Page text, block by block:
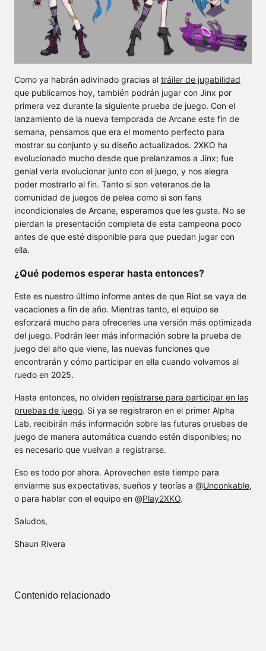
Como ya habrán adivinado gracias al tráiler de jugabilidad
que publicamos hoy, también podrán jugar con Jinx por
primera vez durante la siguiente prueba de juego. Con el
lanzamiento de la nueva temporada de Arcane este fin de
semana, pensamos que era el momento perfecto para
mostrar su conjunto y su diseño actualizados. 2XKO ha
evolucionado mucho desde que prelanzamos a Jinx; fue
genial verla evolucionar junto con el juego, y nos alegra
poder mostrarlo al fin. Tanto si son veteranos de la
comunidad de juegos de pelea como si son fans
incondicionales de Arcane, esperamos que les guste. No se
pierdan la presentación completa de esta campeona poco
antes de que esté disponible para que puedan jugar con
ella.
¿Qué podemos esperar hasta entonces?
Este es nuestro último informe antes de que Riot se vaya de
vacaciones a fin de año. Mientras tanto, el equipo se
esforzará mucho para ofrecerles una versión más optimizada
del juego. Podrán leer más información sobre la prueba de
juego del año que viene, las nuevas funciones que
encontrarán y cómo participar en ella cuando volvamos al
ruedo en 2025.
Hasta entonces, no olviden registrarse para participar en las
pruebas de juego. Si ya se registraron en el primer Alpha
Lab, recibirán más información sobre las futuras pruebas de
juego de manera automática cuando estén disponibles; no
es necesario que vuelvan a registrarse.
Eso es todo por ahora. Aprovechen este tiempo para
enviarme sus expectativas, sueños y teorías a @Unconkable,
o para hablar con el equipo en @Play2XKO.
Saludos,
Shaun Rivera
Contenido relacionado